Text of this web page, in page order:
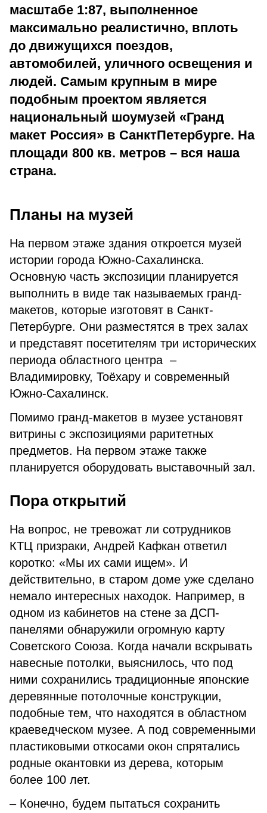
масштабе 1:87, выполненное
максимально реалистично, вплоть
до движущихся поездов,
автомобилей, уличного освещения и
людей. Самым крупным в мире
подобным проектом является
национальный шоу­музей «Гранд
макет Россия» в Санкт­Петербурге. На
площади 800 кв. метров – вся наша
страна.
Планы на музей
На первом этаже здания откроется музей
истории города Южно-Сахалинска.
Основную часть экспозиции планируется
выполнить в виде так называемых гранд-
макетов, которые изготовят в Санкт-
Петербурге. Они разместятся в трех залах
и представят посетителям три исторических
периода областного центра –
Владимировку, Тоёхару и современный
Южно-Сахалинск.
Помимо гранд-макетов в музее установят
витрины с экспозициями раритетных
предметов. На первом этаже также
планируется оборудовать выставочный зал.
Пора открытий
На вопрос, не тревожат ли сотрудников
КТЦ призраки, Андрей Кафкан ответил
коротко: «Мы их сами ищем». И
действительно, в старом доме уже сделано
немало интересных находок. Например, в
одном из кабинетов на стене за ДСП-
панелями обнаружили огромную карту
Советского Союза. Когда начали вскрывать
навесные потолки, выяснилось, что под
ними сохранились традиционные японские
деревянные потолочные конструкции,
подобные тем, что находятся в областном
краеведческом музее. А под современными
пластиковыми откосами окон спрятались
родные окантовки из дерева, которым
более 100 лет.
– Конечно, будем пытаться сохранить